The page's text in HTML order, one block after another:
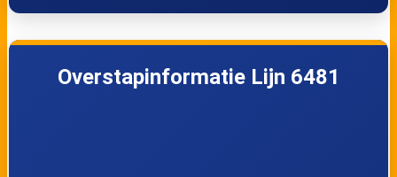
14:10 6481 Lijn 6481
Overstapinformatie Lijn 6481